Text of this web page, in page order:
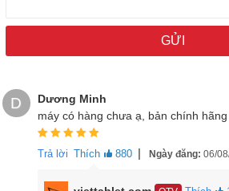
Camera Samsung Galaxy Tab
đẹp
Về khả năng chụp ảnh, mặc dù không phải
được định hình, máy đang sở hữu cụm
D
Dương Minh
máy có hàng chưa ạ, bản chính
Trả lời Thích 880 | Ngày đăng: 06/